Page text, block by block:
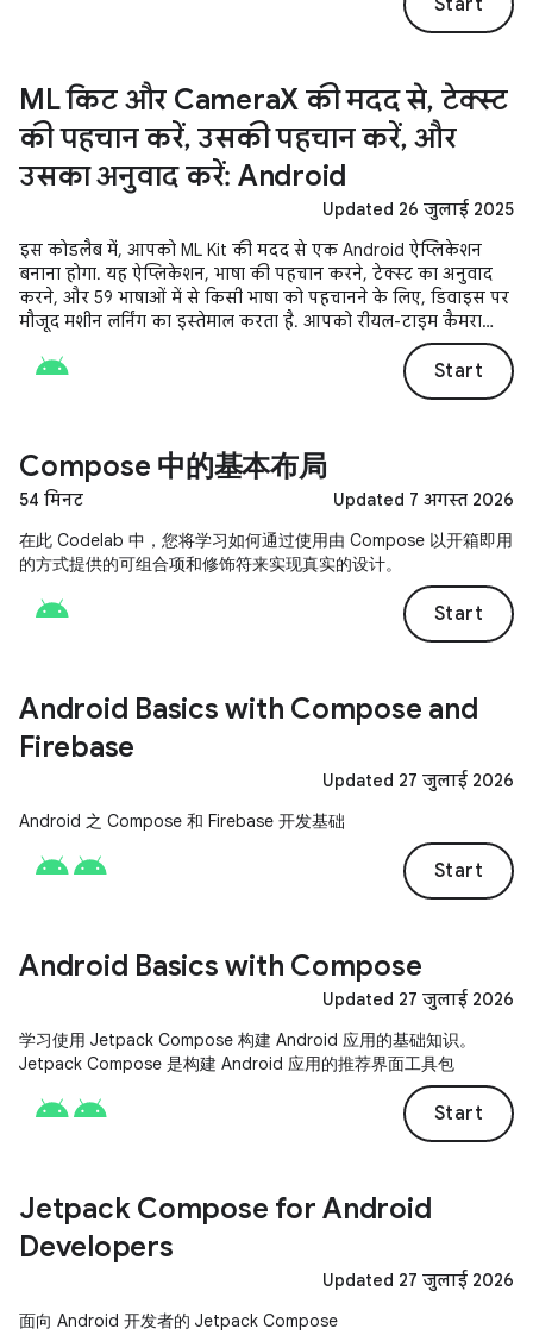
Start
ML किट और CameraX की मदद से, टेक्स्ट
की पहचान करें, उसकी पहचान करें, और
उसका अनुवाद करें: Android
Updated 26 जुलाई 2025
इस कोडलैब में, आपको ML Kit की मदद से एक Android ऐप्लिकेशन
बनाना होगा. यह ऐप्लिकेशन, भाषा की पहचान करने, टेक्स्ट का अनुवाद
करने, और 59 भाषाओं में से किसी भाषा को पहचानने के लिए, डिवाइस पर
मौजूद मशीन लर्निंग का इस्तेमाल करता है. आपको रीयल-टाइम कैमरा
फ़ीड से इन टास्क को पूरा करने के लिए, CameraX लाइब्रेरी को इंटिग्रेट
करने का तरीका भी पता चलेगा.
Start
Compose 中的基本布局
54 मिनट
Updated 7 अगस्त 2026
在此 Codelab 中，您将学习如何通过使用由 Compose 以开箱即用
的方式提供的可组合项和修饰符来实现真实的设计。
Start
Android Basics with Compose and
Firebase
Updated 27 जुलाई 2026
Android 之 Compose 和 Firebase 开发基础
Start
Android Basics with Compose
Updated 27 जुलाई 2026
学习使用 Jetpack Compose 构建 Android 应用的基础知识。
Jetpack Compose 是构建 Android 应用的推荐界面工具包
Start
Jetpack Compose for Android
Developers
Updated 27 जुलाई 2026
面向 Android 开发者的 Jetpack Compose